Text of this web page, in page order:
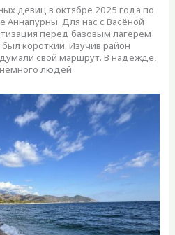
девиц в октябре 2025 года по
Аннапурны. Для нас с Васёной
перед базовым лагерем
короткий. Изучив район
свой маршрут. В надежде,
людей